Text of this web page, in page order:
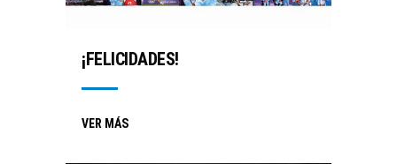
¡FELICIDADES!
VER MÁS